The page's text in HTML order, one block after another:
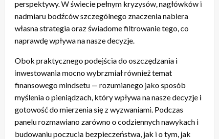
perspektywy. W świecie pełnym kryzysów, nagłówków i
nadmiaru bodźców szczególnego znaczenia nabiera
własna strategia oraz świadome filtrowanie tego, co
naprawdę wpływa na nasze decyzje.
Obok praktycznego podejścia do oszczędzania i
inwestowania mocno wybrzmiał również temat
finansowego mindsetu — rozumianego jako sposób
myślenia o pieniądzach, który wpływa na nasze decyzje i
gotowość do mierzenia się z wyzwaniami. Podczas
panelu rozmawiano zarówno o codziennych nawykach i
budowaniu poczucia bezpieczeństwa, jak i o tym, jak